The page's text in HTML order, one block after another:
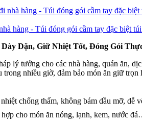
nhiệt EcozyPack
lạnh tốt không?
giữ nhiệt hiệu quả cho cả thức ăn nóng
không?
sử dụng rộng rãi cho cửa hàng đồ ăn
hàng - Túi đóng gói cầm tay đặc biệt
Dặn, Giữ Nhiệt Tốt, Đóng Gói
lý tưởng cho các nhà hàng, quán ăn,
nhiều giờ, đảm bảo món ăn giữ
chống thấm, không bám dầu mỡ, dễ
hợp cho món ăn nóng, lạnh, kem, nước